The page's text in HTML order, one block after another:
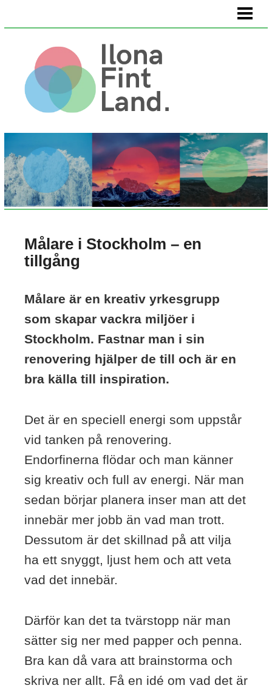
KÖPA KONST
OM OSS
Målare i Stockholm – en
tillgång
Målare är en kreativ yrkesgrupp
som skapar vackra miljöer i
Stockholm. Fastnar man i sin
renovering hjälper de till och är en
bra källa till inspiration.
Det är en speciell energi som uppstår
vid tanken på renovering.
Endorfinerna flödar och man känner
sig kreativ och full av energi. När man
sedan börjar planera inser man att det
innebär mer jobb än vad man trott.
Dessutom är det skillnad på att vilja
ha ett snyggt, ljust hem och att veta
vad det innebär.
Därför kan det ta tvärstopp när man
sätter sig ner med papper och penna.
Bra kan då vara att brainstorma och
skriva ner allt. Få en idé om vad det är